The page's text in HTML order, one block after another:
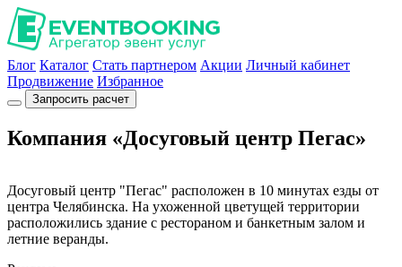
Блог Каталог Стать партнером Акции Личный кабинет
Продвижение Избранное
Запросить расчет
Компания «Досуговый центр Пегас»
Досуговый центр "Пегас" расположен в 10 минутах езды от
центра Челябинска. На ухоженной цветущей территории
расположились здание с рестораном и банкетным залом и
летние веранды.